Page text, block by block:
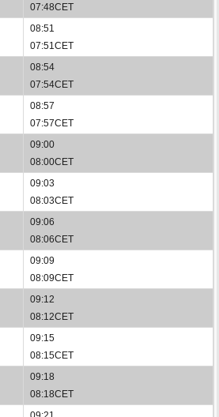
07:48CET
08:51
07:51CET
08:54
07:54CET
08:57
07:57CET
09:00
08:00CET
09:03
08:03CET
09:06
08:06CET
09:09
08:09CET
09:12
08:12CET
09:15
08:15CET
09:18
08:18CET